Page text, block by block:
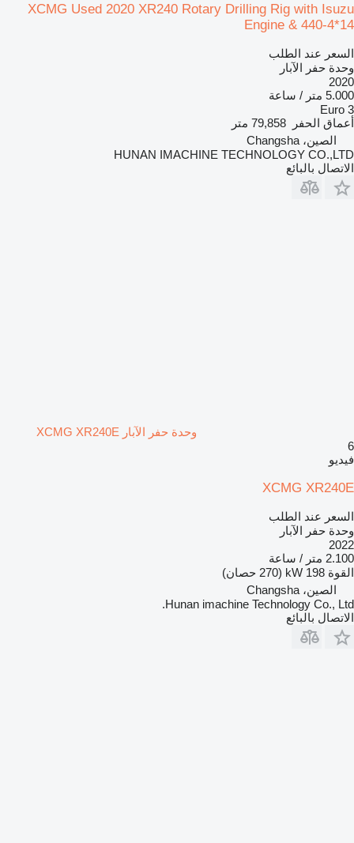
XCMG Used 2020 XR240 Rotary Drilling Rig with Isuzu
Engine & 440-4*14
السعر عند الطلب
وحدة حفر الآبار
2020
5.000 متر / ساعة
Euro 3
أعماق الحفر
79,858 متر
الصين، Changsha
HUNAN IMACHINE TECHNOLOGY CO.,LTD
الاتصال بالبائع
وحدة حفر الآبار XCMG XR240E
6
فيديو
XCMG XR240E
السعر عند الطلب
وحدة حفر الآبار
2022
2.100 متر / ساعة
القوة 198 kW (270 حصان)
الصين، Changsha
Hunan imachine Technology Co., Ltd.
الاتصال بالبائع